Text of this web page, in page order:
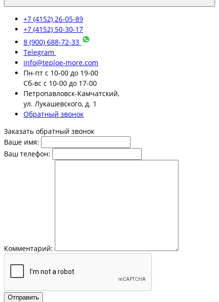
+7 (4152) 26-05-89
+7 (4152) 50-30-17
8 (900) 688-72-33
Telegram
info@teploe-more.com
Пн-пт с 10-00 до 19-00
Сб-вс с 10-00 до 17-00
Петропавловск-Камчатский,
ул. Лукашевского, д. 1
Обратный звонок
Заказать обратный звонок
Ваше имя:
Ваш телефон:
Комментарий:
Отправить